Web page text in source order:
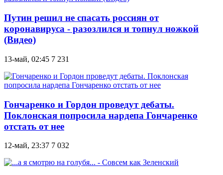
Путин решил не спасать россиян от
коронавируса - разозлился и топнул ножкой
(Видео)
13-май, 02:45 7 231
Гончаренко и Гордон проведут дебаты.
Поклонская попросила нардепа Гончаренко
отстать от нее
12-май, 23:37 7 032